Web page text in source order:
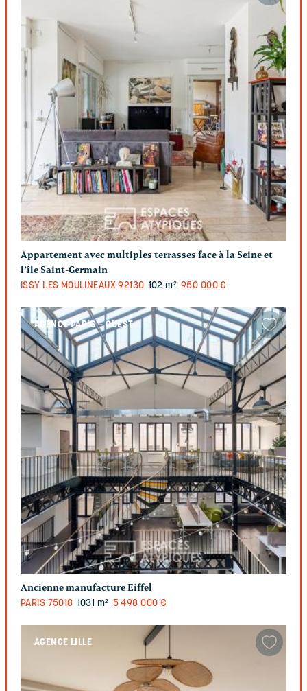
Appartement avec multiples terrasses face à la Seine et
l’île Saint-Germain
ISSY LES MOULINEAUX 92130 102 m² 950 000 €
AGENCE PARIS – OUEST
Ancienne manufacture Eiffel
PARIS 75018 1031 m² 5 498 000 €
AGENCE LILLE